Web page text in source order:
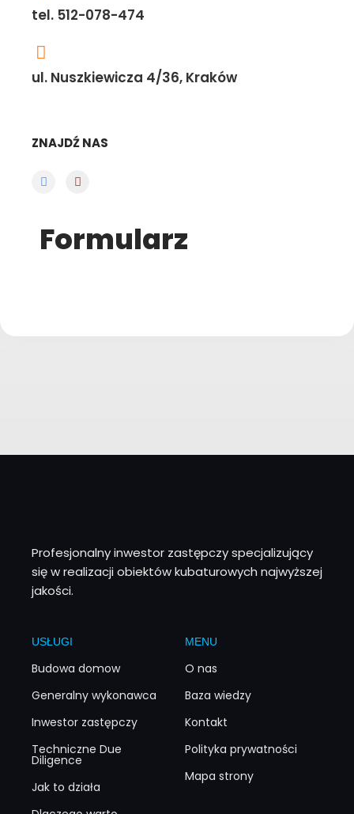
tel. 512-078-474
ul. Nuszkiewicza 4/36, Kraków
ZNAJDŹ NAS
Formularz
Profesjonalny inwestor zastępczy specjalizujący
się w realizacji obiektów kubaturowych najwyższej
jakości.
USŁUGI
Budowa domow
Generalny wykonawca
Inwestor zastępczy
Techniczne Due
Diligence
Jak to działa
MENU
O nas
Baza wiedzy
Kontakt
Polityka prywatności
Mapa strony